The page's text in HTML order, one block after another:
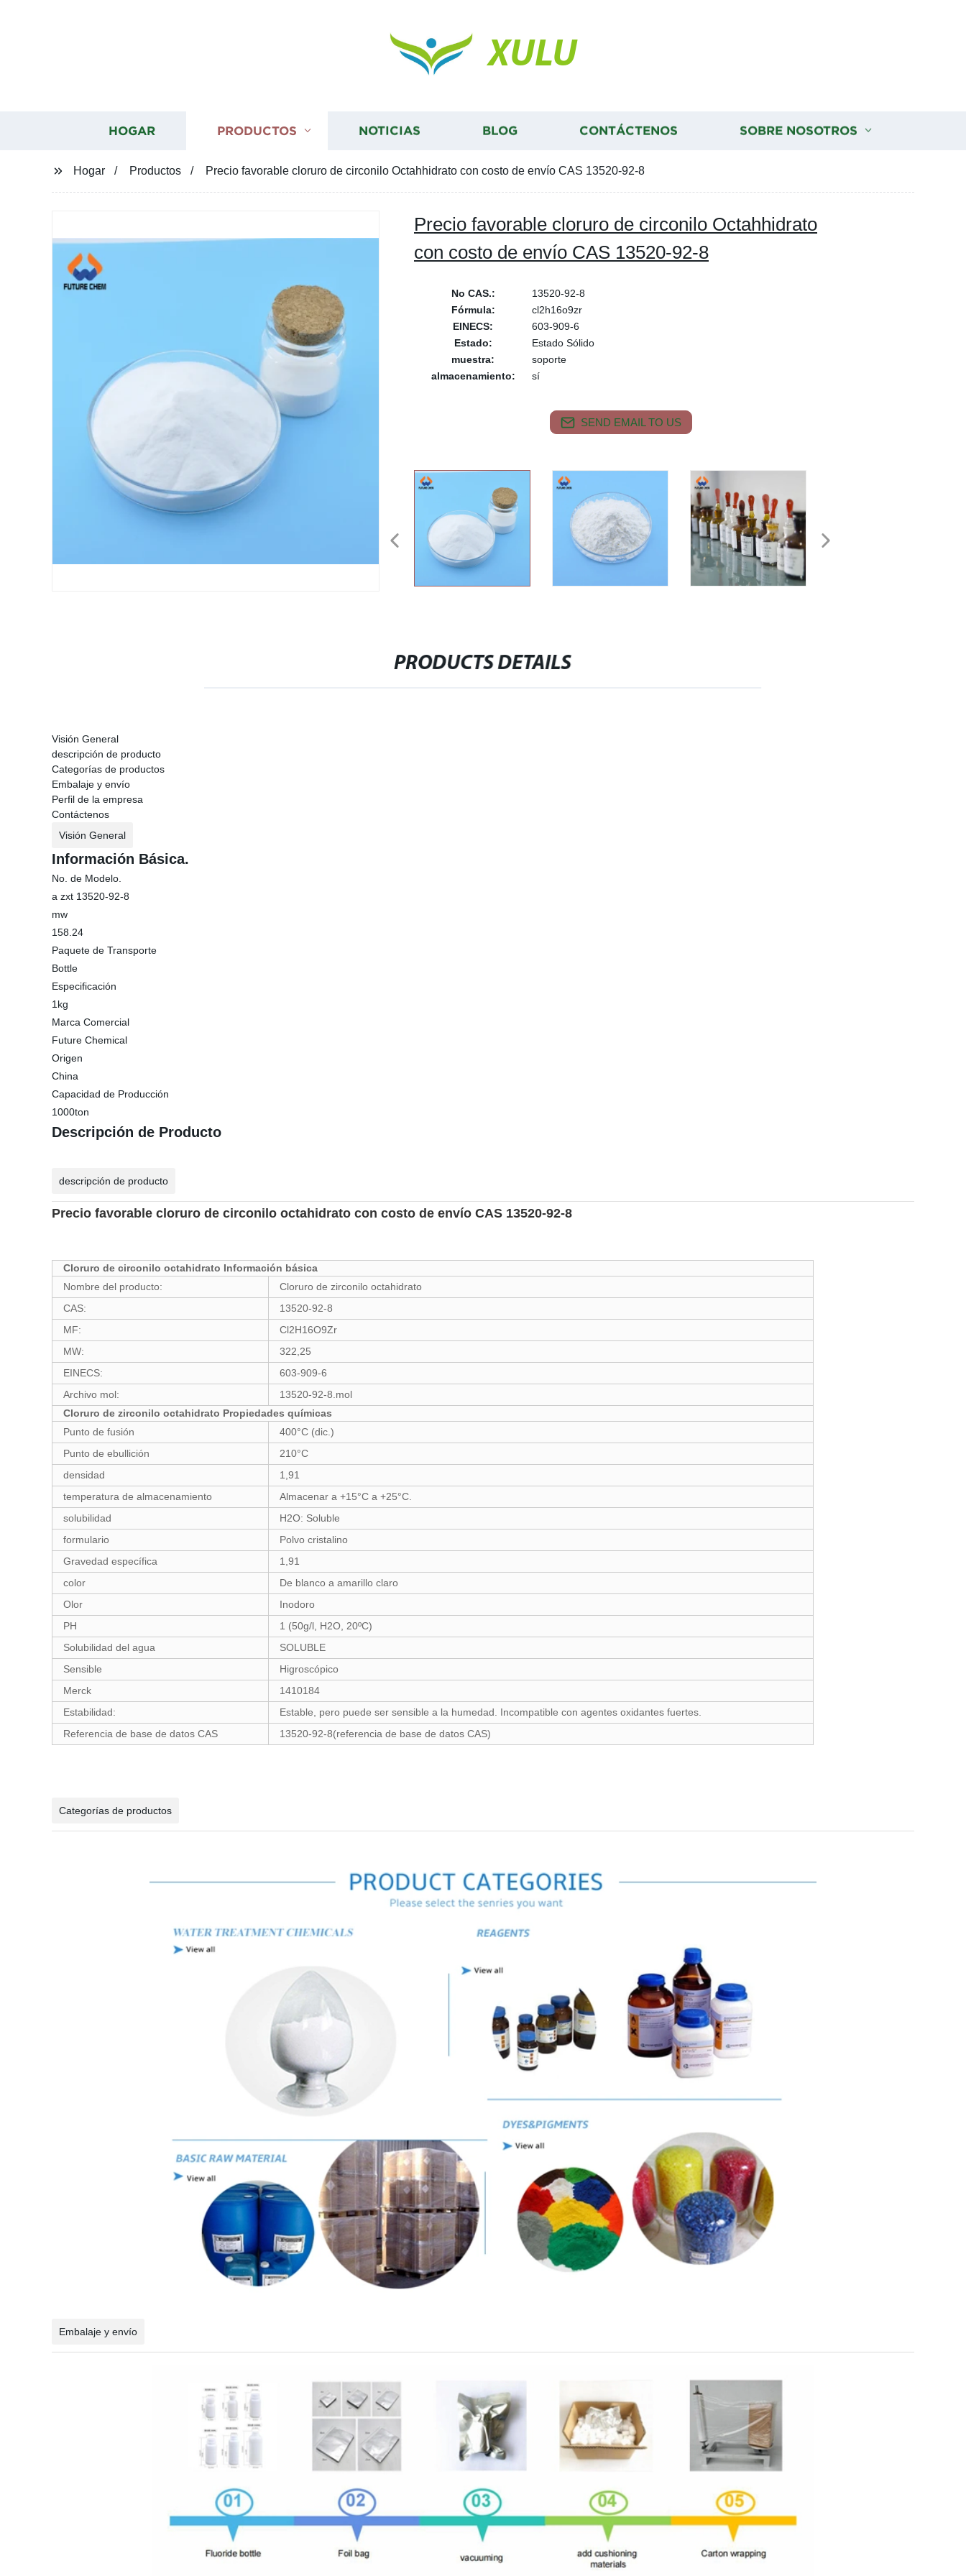
XULU
HOGAR PRODUCTOS NOTICIAS BLOG CONTÁCTENOS SOBRE NOSOTROS
Hogar Productos Precio favorable cloruro de circonilo Octahhidrato con costo de envío CAS 13520-92-8
Precio favorable cloruro de circonilo Octahhidrato
con costo de envío CAS 13520-92-8
No CAS.:
13520-92-8
Fórmula:
cl2h16o9zr
EINECS:
603-909-6
Estado:
Estado Sólido
muestra:
soporte
almacenamiento:
sí
SEND EMAIL TO US
PRODUCTS DETAILS
Visión General
descripción de producto
Categorías de productos
Embalaje y envío
Perfil de la empresa
Contáctenos
Visión General
Información Básica.
No. de Modelo.
a zxt 13520-92-8
mw
158.24
Paquete de Transporte
Bottle
Especificación
1kg
Marca Comercial
Future Chemical
Origen
China
Capacidad de Producción
1000ton
Descripción de Producto
descripción de producto
Precio favorable cloruro de circonilo octahidrato con costo de envío CAS 13520-92-8
Cloruro de circonilo octahidrato Información básica
Nombre del producto:
Cloruro de zirconilo octahidrato
CAS:
13520-92-8
MF:
Cl2H16O9Zr
MW:
322,25
EINECS:
603-909-6
Archivo mol:
13520-92-8.mol
Cloruro de zirconilo octahidrato Propiedades químicas
Punto de fusión
400°C (dic.)
Punto de ebullición
210°C
densidad
1,91
temperatura de almacenamiento
Almacenar a +15°C a +25°C.
solubilidad
H2O: Soluble
formulario
Polvo cristalino
Gravedad específica
1,91
color
De blanco a amarillo claro
Olor
Inodoro
PH
1 (50g/l, H2O, 20ºC)
Solubilidad del agua
SOLUBLE
Sensible
Higroscópico
Merck
1410184
Estabilidad:
Estable, pero puede ser sensible a la humedad. Incompatible con agentes oxidantes fuertes.
Referencia de base de datos CAS
13520-92-8(referencia de base de datos CAS)
Categorías de productos
Embalaje y envío